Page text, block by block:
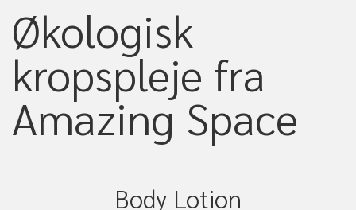
Økologisk
kropspleje fra
Amazing Space
Body Lotion